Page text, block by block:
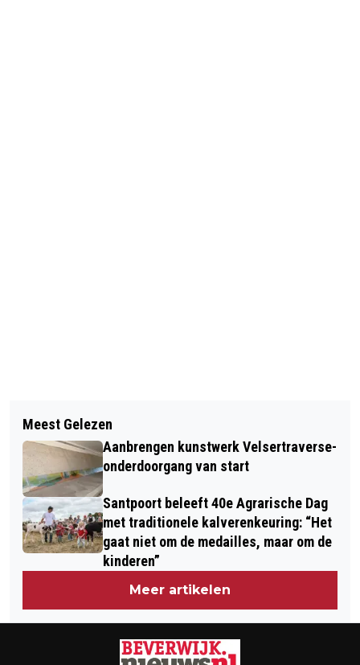
14-JARIGE JONGEN UIT BEVERWIJK
AANGEHOUDEN VOOR
ONGEREGELDHEDEN IN
SCHEVENINGEN
COLUMN BLIK VAN CO:
WOONONDERZOEK 2025
Meest Gelezen
Aanbrengen kunstwerk Velsertraverse-
onderdoorgang van start
Santpoort beleeft 40e Agrarische Dag
met traditionele kalverenkeuring: “Het
gaat niet om de medailles, maar om de
kinderen”
Meer artikelen